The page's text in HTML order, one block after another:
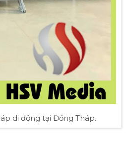
di động tại Đồng Tháp.